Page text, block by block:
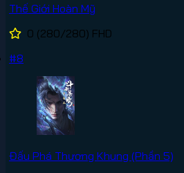
Thế Giới Hoàn Mỹ
0 (280/280) FHD
#8
Đấu Phá Thương Khung (Phần 5)